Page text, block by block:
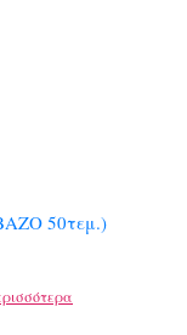
50τεμ.)